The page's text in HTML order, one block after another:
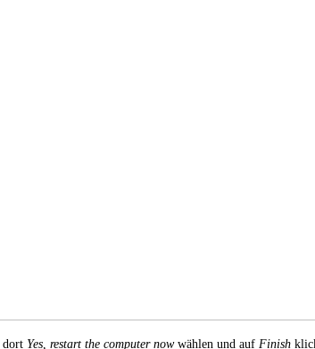
dort Yes, restart the computer nowwählen und auf Finish